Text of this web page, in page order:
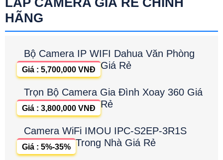
HÃNG
Bộ Camera IP WIFI Dahua Văn Phòng
Giá Rẻ
Giá : 5,700,000 VNĐ
Trọn Bộ Camera Gia Đình Xoay 360 Giá
Rẻ
Giá : 3,800,000 VNĐ
Camera WiFi IMOU IPC-S2EP-3R1S
Trong Nhà Giá Rẻ
Giá : 5%-35%